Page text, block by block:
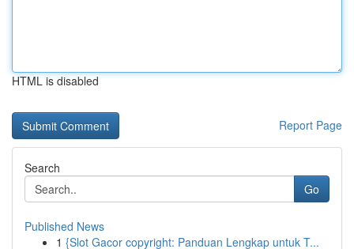
HTML is disabled
Report Page
Search
Go
Published News
1 {Slot Gacor copyright: Panduan Lengkap untuk T...